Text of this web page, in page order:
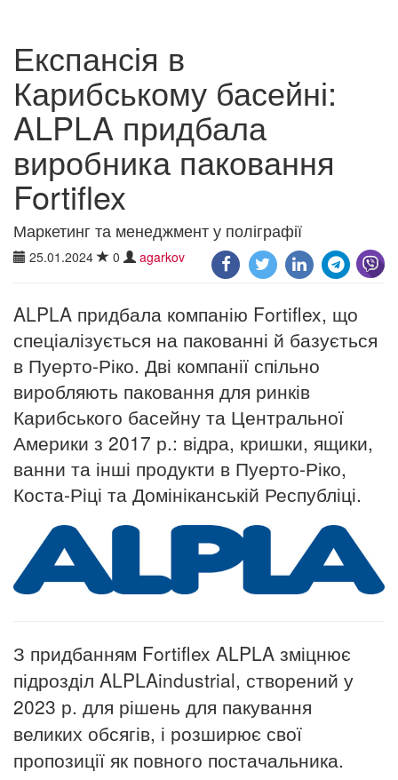
Експансія в
Карибському басейні:
ALPLA придбала
виробника паковання
Fortiflex
Маркетинг та менеджмент у поліграфії
25.01.2024 0 agarkov
ALPLA придбала компанію Fortiflex, що
спеціалізується на пакованні й базується
в Пуерто-Ріко. Дві компанії спільно
виробляють паковання для ринків
Карибського басейну та Центральної
Америки з 2017 р.: відра, кришки, ящики,
ванни та інші продукти в Пуерто-Ріко,
Коста-Ріці та Домініканській Республіці.
З придбанням Fortiflex ALPLA зміцнює
підрозділ ALPLAindustrial, створений у
2023 р. для рішень для пакування
великих обсягів, і розширює свої
пропозиції як повного постачальника.